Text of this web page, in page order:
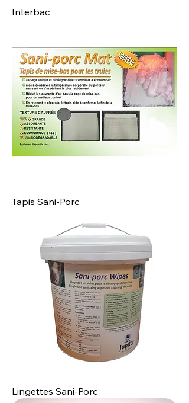
Interbac
Tapis Sani‐Porc
Lingettes Sani-Porc